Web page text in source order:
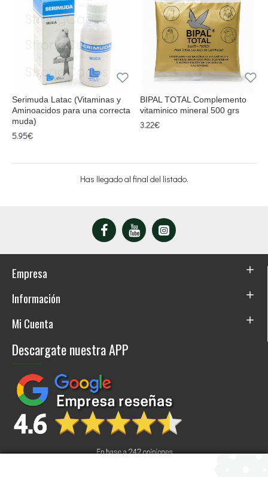
Serimuda Latac (Vitaminas y
Aminoacidos para una correcta
muda)
5.95€
BIPAL TOTAL Complemento
vitaminico mineral 500 grs
3.22€
Has llegado al final del listado.
Empresa
Información
Mi Cuenta
Descargate nuestra APP